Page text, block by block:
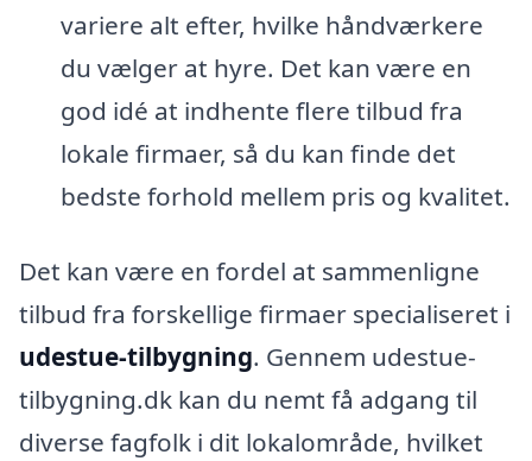
variere alt efter, hvilke håndværkere
du vælger at hyre. Det kan være en
god idé at indhente flere tilbud fra
lokale firmaer, så du kan finde det
bedste forhold mellem pris og kvalitet.
Det kan være en fordel at sammenligne
tilbud fra forskellige firmaer specialiseret i
udestue-tilbygning. Gennem udestue-
tilbygning.dk kan du nemt få adgang til
diverse fagfolk i dit lokalområde, hvilket